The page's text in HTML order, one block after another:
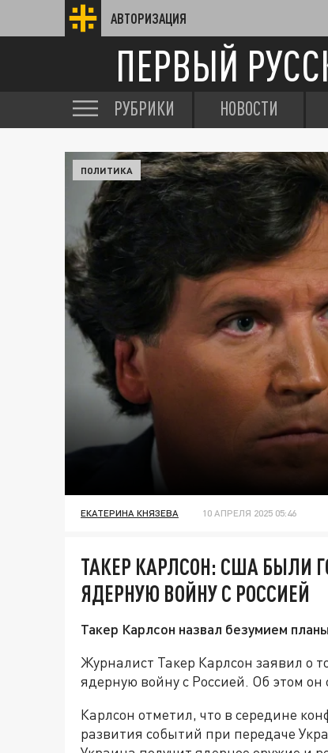
АВТОРИЗАЦИЯ
ПЕРВЫЙ
РУБРИКИ НОВОСТИ
ПОЛИТИКА
ЕКАТЕРИНА КНЯЗЕВА 10 АПРЕЛЯ 2025 05:46
ТАКЕР КАРЛСОН: США БЫЛИ
ЯДЕРНУЮ ВОЙНУ С РОССИЕЙ
Такер Карлсон назвал безумием
Журналист Такер Карлсон заявил о
ядерную войну с Россией. Об этом он
Карлсон отметил, что в середине
развития событий при передаче